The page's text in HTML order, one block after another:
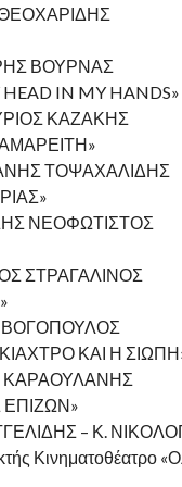
ΘΕΟΧΑΡΙΔΗΣ
ΒΟΥΡΝΑΣ
IN MY HANDS»
ΚΑΖΑΚΗΣ
ΤΟΨΑΧΑΛΙΔΗΣ
ΝΕΟΦΩΤΙΣΤΟΣ
ΣΤΡΑΓΑΛΙΝΟΣ
ΒΟΓΟΠΟΥΛΟΣ
ΚΑΙ Η
ΚΑΡΑΟΥΛΑΝΗΣ
ΕΠΙΖΩΝ»
– Κ.
Κινηματοθέατρο